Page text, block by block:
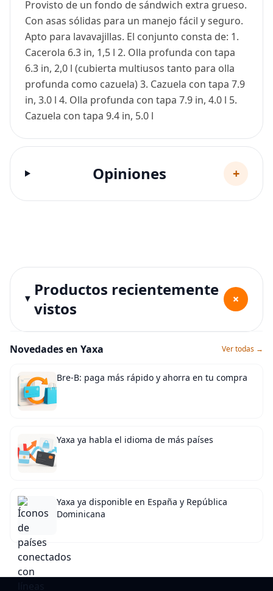
Provisto de un fondo de sándwich extra grueso.
Con asas sólidas para un manejo fácil y seguro.
Apto para lavavajillas. El conjunto consta de: 1.
Cacerola 6.3 in, 1,5 l 2. Olla profunda con tapa
6.3 in, 2,0 l (cubierta multiusos tanto para olla
profunda como cazuela) 3. Cazuela con tapa 7.9
in, 3.0 l 4. Olla profunda con tapa 7.9 in, 4.0 l 5.
Cazuela con tapa 9.4 in, 5.0 l
Opiniones +
Productos recientemente
vistos
+
Novedades en Yaxa Ver todas →
Bre-B: paga más rápido y ahorra en tu compra
Yaxa ya habla el idioma de más países
Yaxa ya disponible en España y República
Dominicana